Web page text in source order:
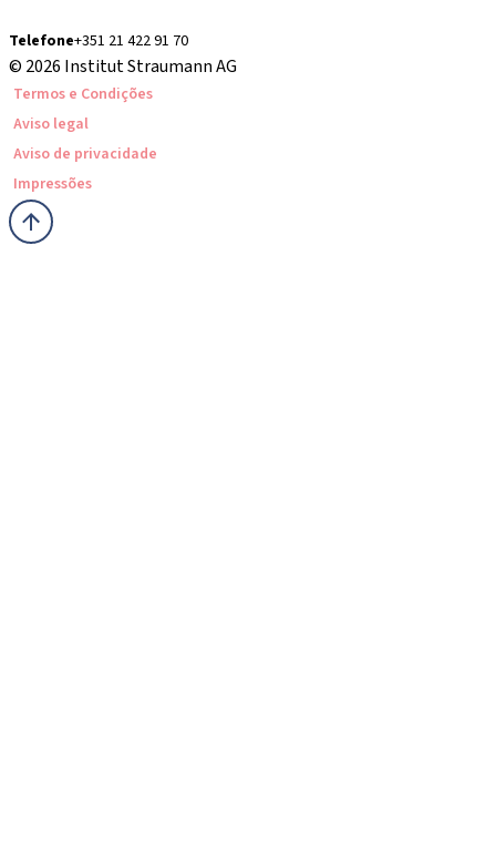
Telefone+351 21 422 91 70
© 2026 Institut Straumann AG
Termos e Condições
Aviso legal
Aviso de privacidade
Impressões